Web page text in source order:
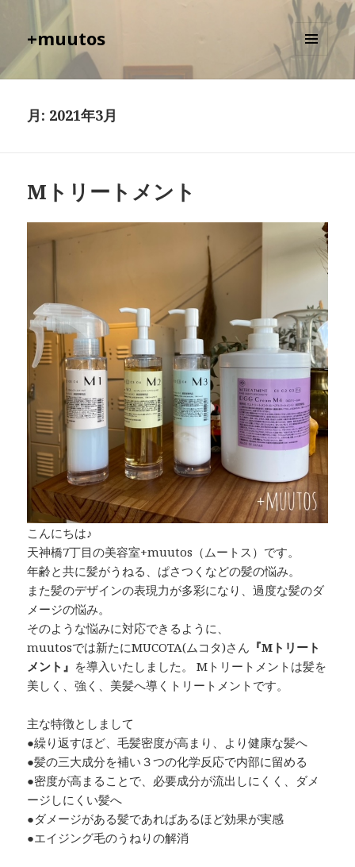
+muutos
メニュ
ーとウ
月: 2021年3月
Mトリートメント
こんにちは♪
天神橋7丁目の美容室+muutos（ムートス）です。
年齢と共に髪がうねる、ぱさつくなどの髪の悩み。
また髪のデザインの表現力が多彩になり、過度な髪のダ
メージの悩み。
そのような悩みに対応できるように、
muutosでは新たにMUCOTA(ムコタ)さん 『Mトリート
メント』 を導入いたしました。 Mトリートメントは髪を
美しく、強く、美髪へ導くトリートメントです。
主な特徴としまして
●繰り返すほど、毛髪密度が高まり、より健康な髪へ
●髪の三大成分を補い３つの化学反応で内部に留める
●密度が高まることで、必要成分が流出しにくく、ダメ
ージしにくい髪へ
●ダメージがある髪であればあるほど効果が実感
●エイジング毛のうねりの解消